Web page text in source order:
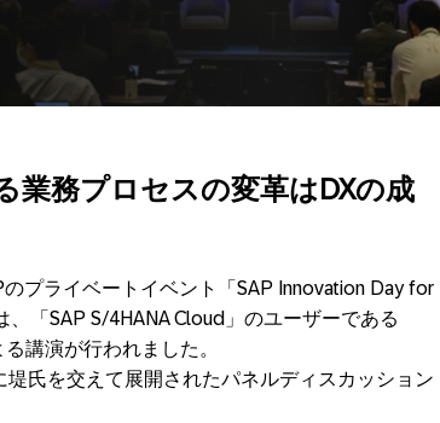
業務プロセスの変革はDXの成
プライベートイベント「SAP Innovation Day for
、「SAP S/4HANA Cloud」のユーザーである
講演が行われました。
氏を交えて展開されたパネルディスカッション